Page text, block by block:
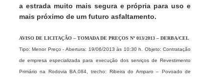
a estrada muito mais segura e própria para uso e
mais próximo de um futuro asfaltamento.
AVISO DE LICITAÇÃO – TOMADA DE PREÇOS Nº 013/2013 – DERBA/CEL
Tipo: Menor Preço - Abertura: 19/06/2013 às 10:30 h. Objeto: Contratação
de empresa especializada para execução dos serviços de Revestimento
Primário na Rodovia BA.084, trecho: Ribeira do Amparo – Povoado de